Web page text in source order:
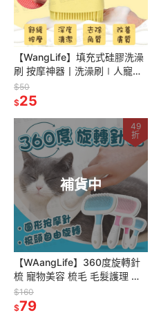
【WangLife】填充式硅膠洗澡
刷 按摩神器丨洗澡刷∣人寵皆
可用∣按摩硅膠刷∣貓咪∣狗
狗∣沐浴刷∣可填充沐浴露/洗
$50
$25
補貨中
49
折
【WAangLife】360度旋轉針
梳 寵物美容 梳毛 毛髮護理 針
梳 理毛梳 寵物護毛
$160
$79